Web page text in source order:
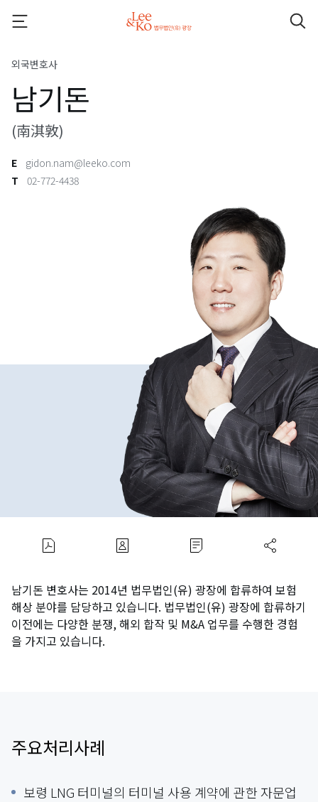
외국변호사
남기돈
(南淇敦)
E
gidon.nam@leeko.com
T
02-772-4438
남기돈 변호사는 2014년 법무법인(유) 광장에 합류하여 보험
해상 분야를 담당하고 있습니다. 법무법인(유) 광장에 합류하기
이전에는 다양한 분쟁, 해외 합작 및 M&A 업무를 수행한 경험
을 가지고 있습니다.
주요처리사례
보령 LNG 터미널의 터미널 사용 계약에 관한 자문업